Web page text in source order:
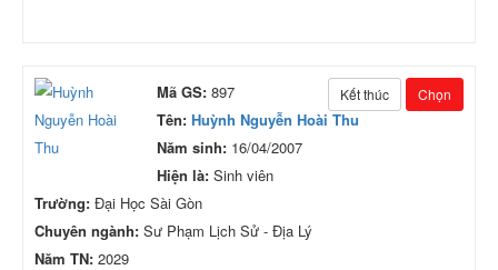
Kết thúc Chọn
Mã GS: 897
Tên: Huỳnh Nguyễn Hoài Thu
Năm sinh: 16/04/2007
Hiện là: Sinh viên
Trường: Đại Học Sài Gòn
Chuyên ngành: Sư Phạm Lịch Sử - Địa Lý
Năm TN: 2029